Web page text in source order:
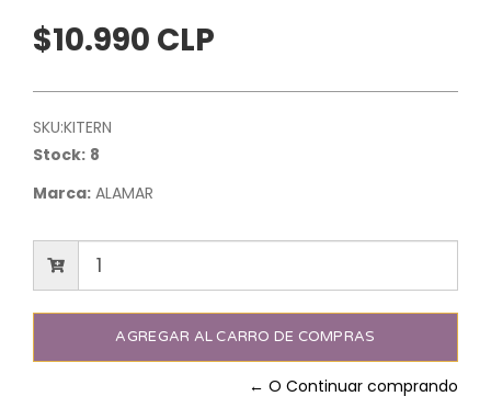
$10.990 CLP
SKU:KITERN
Stock: 8
Marca: ALAMAR
← O Continuar comprando